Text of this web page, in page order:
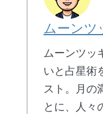
ムーンツ
ムーンツッ
いと占星術
スト。月の
とに、人々